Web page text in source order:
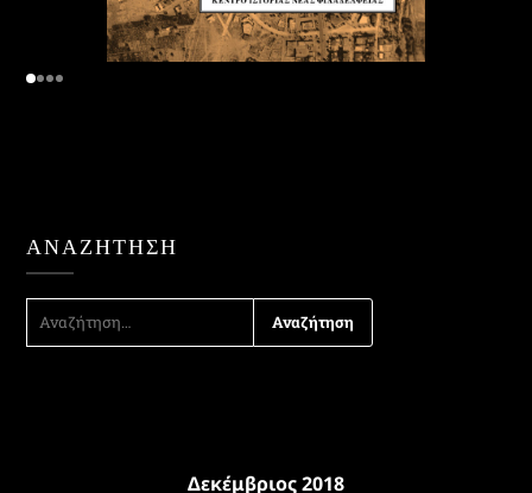
ΑΝΑΖΉΤΗΣΗ
ΑΝΑΖΉΤΗΣΗ
ΓΙΑ:
Δεκέμβριος 2018